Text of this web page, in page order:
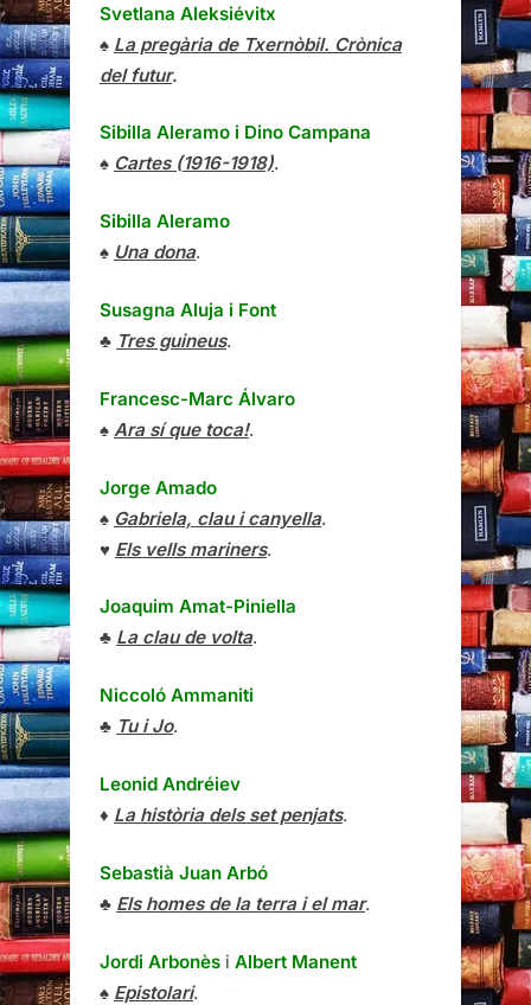
Svetlana Aleksiévitx
♠ La pregària de Txernòbil. Crònica
del futur.
Sibilla Aleramo i Dino Campana
♠ Cartes (1916-1918).
Sibilla Aleramo
♠ Una dona.
Susagna Aluja i Font
♣ Tres guineus.
Francesc-Marc Álvaro
♠ Ara sí que toca!.
Jorge Amado
♠ Gabriela, clau i canyella.
♥ Els vells mariners.
Joaquim Amat-Piniella
♣ La clau de volta.
Niccoló Ammaniti
♣ Tu i Jo.
Leonid Andréiev
♦ La història dels set penjats.
Sebastià Juan Arbó
♣ Els homes de la terra i el mar.
Jordi Arbonès i Albert Manent
♠ Epistolari.